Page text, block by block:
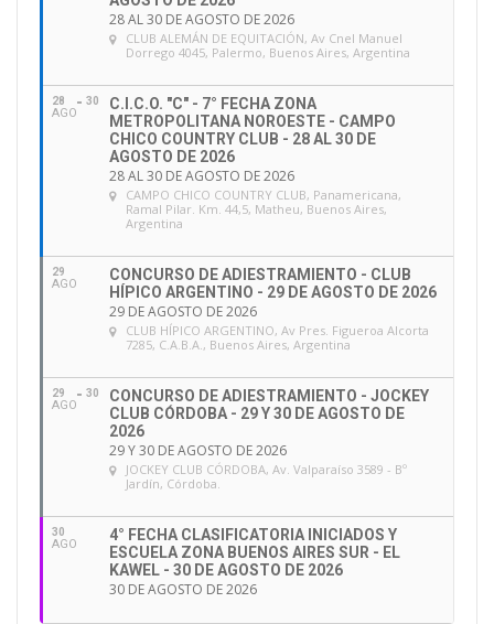
28 AL 30 DE AGOSTO DE 2026
CLUB ALEMÁN DE EQUITACIÓN, Av Cnel Manuel
Dorrego 4045, Palermo, Buenos Aires, Argentina
28
AGO
30
C.I.C.O. "C" - 7° FECHA ZONA
METROPOLITANA NOROESTE - CAMPO
CHICO COUNTRY CLUB - 28 AL 30 DE
AGOSTO DE 2026
28 AL 30 DE AGOSTO DE 2026
CAMPO CHICO COUNTRY CLUB, Panamericana,
Ramal Pilar. Km. 44,5, Matheu, Buenos Aires,
Argentina
29
AGO
CONCURSO DE ADIESTRAMIENTO - CLUB
HÍPICO ARGENTINO - 29 DE AGOSTO DE 2026
29 DE AGOSTO DE 2026
CLUB HÍPICO ARGENTINO, Av Pres. Figueroa Alcorta
7285, C.A.B.A., Buenos Aires, Argentina
29
AGO
30
CONCURSO DE ADIESTRAMIENTO - JOCKEY
CLUB CÓRDOBA - 29 Y 30 DE AGOSTO DE
2026
29 Y 30 DE AGOSTO DE 2026
JOCKEY CLUB CÓRDOBA, Av. Valparaíso 3589 - Bº
Jardín, Córdoba.
30
AGO
4° FECHA CLASIFICATORIA INICIADOS Y
ESCUELA ZONA BUENOS AIRES SUR - EL
KAWEL - 30 DE AGOSTO DE 2026
30 DE AGOSTO DE 2026